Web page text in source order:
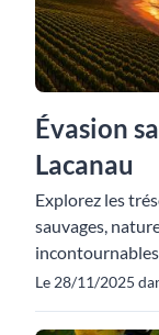
Évasion
Lacanau
Explorez les
sauvages,
Le 28/11/2025